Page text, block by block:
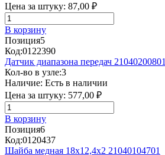
Цена за штуку: 87,00 ₽
В корзину
Позиция5
Код:0122390
Датчик диапазона передач 21040200801
Кол-во в узле:3
Наличие: Есть в наличии
Цена за штуку: 577,00 ₽
В корзину
Позиция6
Код:0120437
Шайба медная 18х12,4х2 21040104701